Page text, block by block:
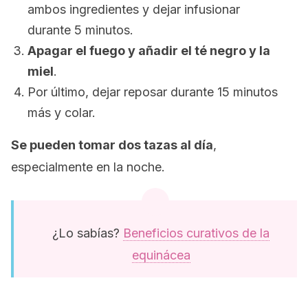
ambos ingredientes y dejar infusionar
durante 5 minutos.
Apagar el fuego y añadir el té negro y la
miel.
Por último, dejar reposar durante 15 minutos
más y colar.
Se pueden tomar dos tazas al día,
especialmente en la noche.
¿Lo sabías? Beneficios curativos de la
equinácea